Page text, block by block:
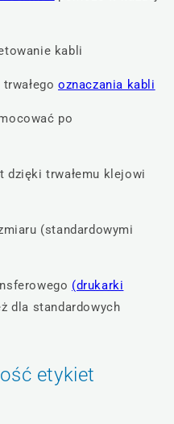
kabli
oznaczania kabli
po
dzięki trwałemu klejowi
(standardowymi
(drukarki
dla standardowych
etykiet